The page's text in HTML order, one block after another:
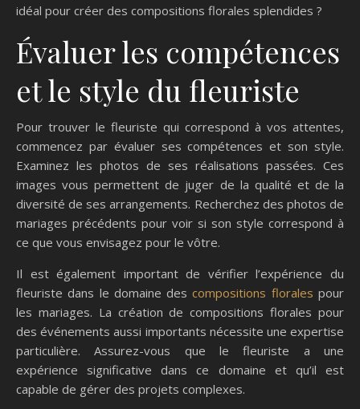
idéal pour créer des compositions florales splendides ?
Évaluer les compétences
et le style du fleuriste
Pour trouver le fleuriste qui correspond à vos attentes,
commencez par évaluer ses compétences et son style.
Examinez les photos de ses réalisations passées. Ces
images vous permettent de juger de la qualité et de la
diversité de ses arrangements. Recherchez des photos de
mariages précédents pour voir si son style correspond à
ce que vous envisagez pour le vôtre.
Il est également important de vérifier l’expérience du
fleuriste dans le domaine descompositions florales pour
les mariages. La création de compositions florales pour
des événements aussi importants nécessite une expertise
particulière. Assurez-vous que le fleuriste a une
expérience significative dans ce domaine et qu’il est
capable de gérer des projets complexes.